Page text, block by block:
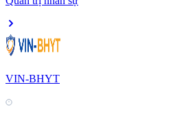
VIN-BHYT